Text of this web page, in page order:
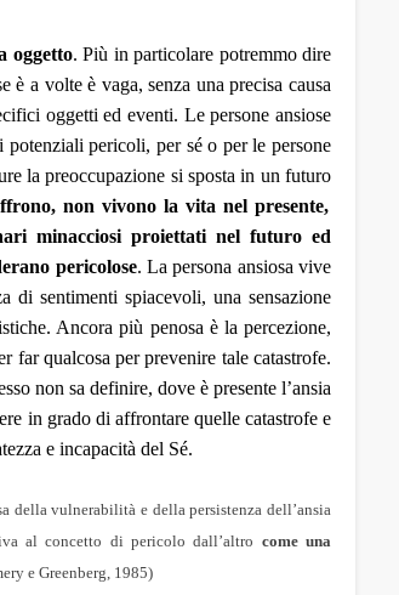
oggetto. Più in particolare potremmo dire
è a volte è vaga, senza una precisa causa
oggetti ed eventi. Le persone ansiose
potenziali pericoli, per sé o per le persone
la preoccupazione si sposta in un futuro
non vivono la vita nel presente,
minacciosi proiettati nel futuro ed
pericolose. La persona ansiosa vive
di sentimenti spiacevoli,una sensazione
Ancora più penosa è la percezione,
far qualcosa per prevenire tale catastrofe.
non sa definire, dove è presente l’ansia
in grado di affrontare quelle catastrofe e
e incapacità del Sé.
della vulnerabilità e della persistenza dell’ansia
al concetto di pericolo dall’altro come una
e Greenberg, 1985)